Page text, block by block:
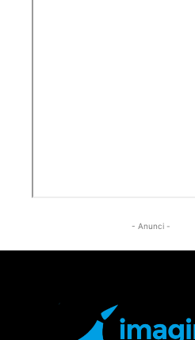
- Anunci -